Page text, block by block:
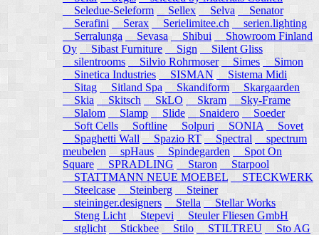
Seledue-Seleform
Sellex Selva
Senator
Serafini
Serax Serielimitee.ch
serien.lighting
Serralunga
Sevasa Shibui
Showroom Finland
Oy
Sibast Furniture Sign
Silent Gliss
silentrooms
Silvio Rohrmoser Simes Simon
Sinetica Industries
SISMAN
Sistema Midi
Sitag
Sitland Spa Skandiform
Skargaarden
Skia
Skitsch SkLO Skram
Sky-Frame
Slalom
Slamp Slide Snaidero
Soeder
Soft Cells
Softline Solpuri SONIA
Sovet
Spaghetti Wall
Spazio RT Spectral
spectrum
meubelen
spHaus Spindegarden
Spot On
Square
SPRADLING Staron
Starpool
STATTMANN NEUE MOEBEL
STECKWERK
Steelcase
Steinberg
Steiner
steininger.designers
Stella Stellar Works
Steng Licht
Stepevi
Steuler Fliesen GmbH
stglicht
Stickbee Stilo STILTREU
Sto AG